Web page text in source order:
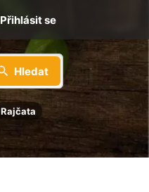
Hledat
Rajčata
Přihlásit se